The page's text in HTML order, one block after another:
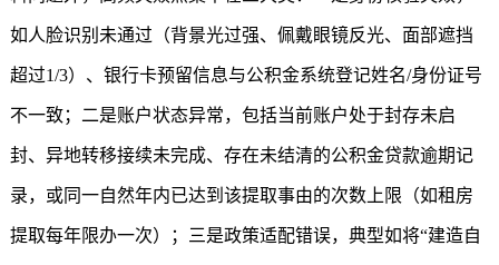
如人脸识别未通过（背景光过强、佩戴眼镜反光、面部遮挡
超过1/3）、银行卡预留信息与公积金系统登记姓名/身份证号
不一致；二是账户状态异常，包括当前账户处于封存未启
封、异地转移接续未完成、存在未结清的公积金贷款逾期记
录，或同一自然年内已达到该提取事由的次数上限（如租房
提取每年限办一次）；三是政策适配错误，典型如将“建造自